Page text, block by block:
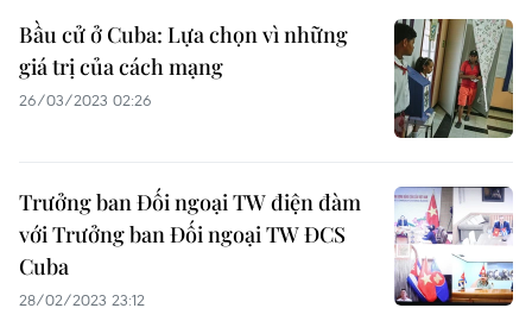
Bầu cử ở Cuba: Lựa chọn vì những
giá trị của cách mạng
26/03/2023 02:26
Trưởng ban Đối ngoại TW điện đàm
với Trưởng ban Đối ngoại TW ĐCS
Cuba
28/02/2023 23:12